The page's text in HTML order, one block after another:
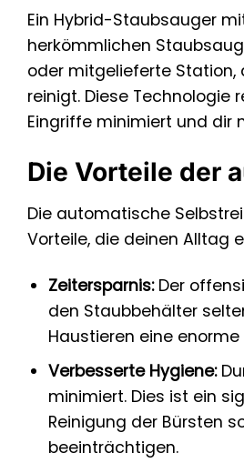
Ein Hybrid-Staubsauger
herkömmlichen
oder mitgelieferte
reinigt. Diese Technologie
Eingriffe minimiert und dir
Die Vorteile der
Die automatische
Vorteile, die deinen Alltag
Zeitersparnis:Der
den Staubbehälter
Haustieren eine
Verbesserte Hygiene:
minimiert. Dies ist ein
Reinigung der Bürsten
beeinträchtigen.